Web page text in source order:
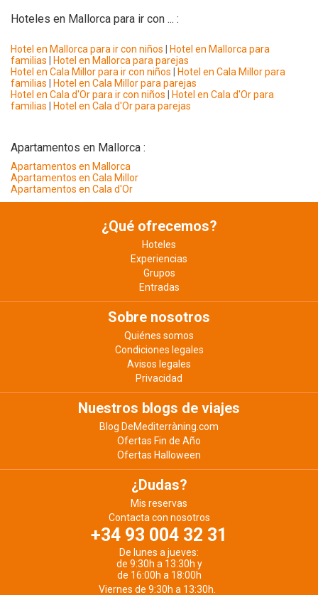
Hoteles en Mallorca para ir con ... :
Hotel en Mallorca para ir con niños
Hotel en Mallorca para
familias
Hotel en Mallorca para parejas
Hotel en Cala Millor para ir con niños
Hotel en Cala Millor para
familias
Hotel en Cala Millor para parejas
Hotel en Cala d'Or para ir con niños
Hotel en Cala d'Or para
familias
Hotel en Cala d'Or para parejas
Apartamentos en Mallorca :
Apartamentos en Mallorca
Apartamentos en Cala Millor
Apartamentos en Cala d'Or
¿Qué ofrecemos?
Hoteles
Experiencias
Grupos
Entradas
Sobre nosotros
Quiénes somos
Condiciones legales
Avisos legales
Privacidad
Nuestros blogs de viajes
Blog DeMediterràning.com
Ofertas Fin de Año
Ofertas Halloween
¿Dudas?
Mis reservas
Contacta con nosotros
+34 93 004 32 31
De lunes a jueves:
de 9:30h a 13:30h y
de 16:00h a 18:00h
Viernes de 9:30h a 13:30h.